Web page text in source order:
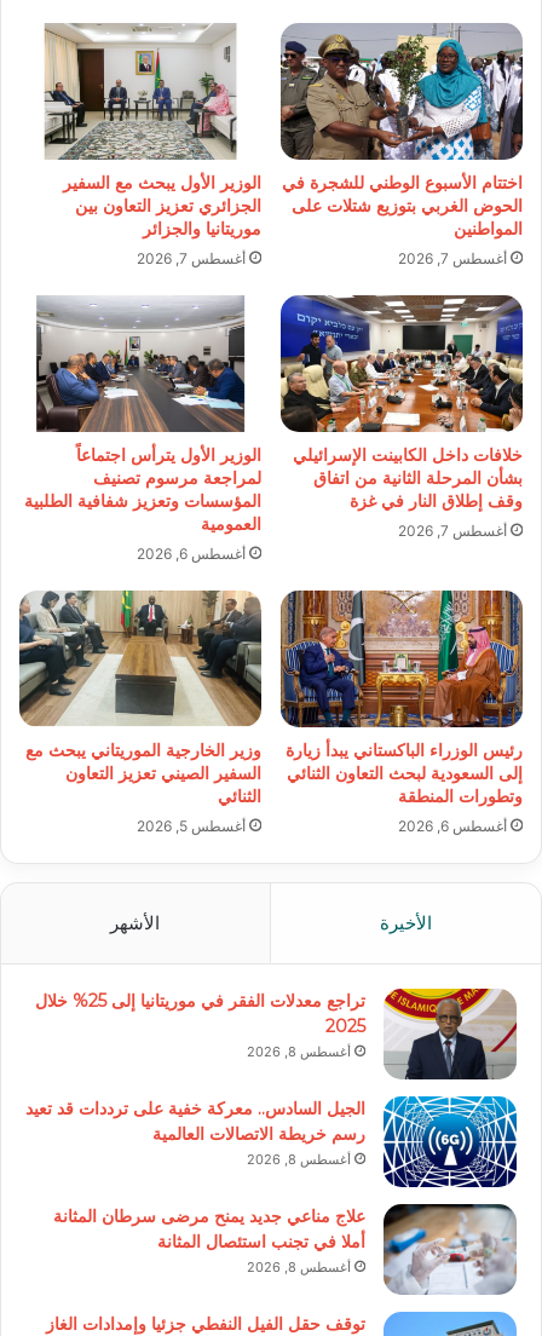
اختتام الأسبوع الوطني للشجرة في
الحوض الغربي بتوزيع شتلات على
المواطنين
أغسطس 7, 2026
الوزير الأول يبحث مع السفير
الجزائري تعزيز التعاون بين
موريتانيا والجزائر
أغسطس 7, 2026
خلافات داخل الكابينت الإسرائيلي
بشأن المرحلة الثانية من اتفاق
وقف إطلاق النار في غزة
أغسطس 7, 2026
الوزير الأول يترأس اجتماعاً
لمراجعة مرسوم تصنيف
المؤسسات وتعزيز شفافية الطلبية
العمومية
أغسطس 6, 2026
رئيس الوزراء الباكستاني يبدأ زيارة
إلى السعودية لبحث التعاون الثنائي
وتطورات المنطقة
أغسطس 6, 2026
وزير الخارجية الموريتاني يبحث مع
السفير الصيني تعزيز التعاون
الثنائي
أغسطس 5, 2026
الأخيرة الأشهر
تراجع معدلات الفقر في موريتانيا إلى 25% خلال
2025
أغسطس 8, 2026
الجيل السادس.. معركة خفية على ترددات قد تعيد
رسم خريطة الاتصالات العالمية
أغسطس 8, 2026
علاج مناعي جديد يمنح مرضى سرطان المثانة
أملا في تجنب استئصال المثانة
أغسطس 8, 2026
توقف حقل الفيل النفطي جزئيا وإمدادات الغاز